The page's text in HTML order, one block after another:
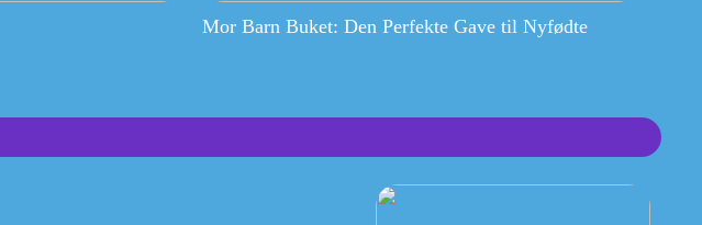
Mor Barn Buket: Den Perfekte Gave til Nyfødte